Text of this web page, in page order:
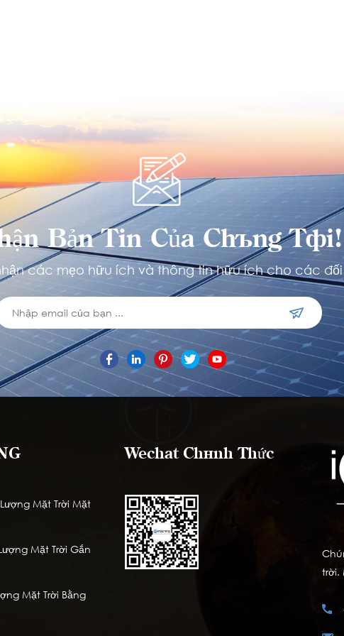
Bản Tin Của Chúng Tôi!
các mẹo hữu ích và thông tin hữu ích cho các
Mặt Trời Mặt
Mặt Trời Gắn
Mặt Trời Bằng
Wechat Chính Thức
trời.